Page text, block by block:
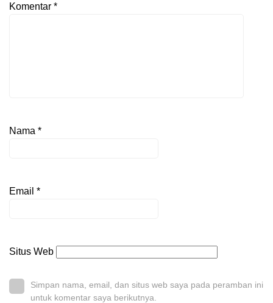
Komentar *
Nama *
Email *
Situs Web
Simpan nama, email, dan situs web saya pada peramban ini
untuk komentar saya berikutnya.